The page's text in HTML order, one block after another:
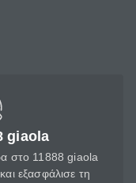
giaola
στο 11888 giaola
εξασφάλισε τη